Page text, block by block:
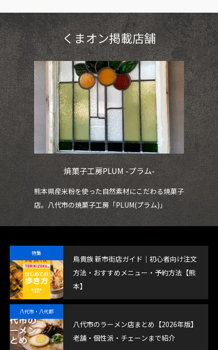
くまオン掲載店舗
焼菓子工房PLUM -プラム-
熊本県産米粉を使った自然素材にこだわる焼菓子
店。八代市の焼菓子工房「PLUM(プラム)」
魚
特集
鳥貴族 新市街店ガイド｜初心者向け注文
方法・おすすめメニュー・予約方法【熊
本】
八代市・八代郡
八代市のラーメン店まとめ【2026年版】
老舗・個性派・チェーンまで紹介